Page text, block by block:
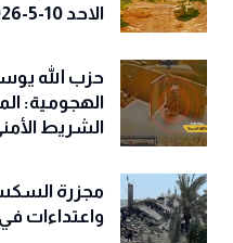
الاحد 10-5-2026
حزب الله
الهجومية:
الشريط
مجزرة
واعتداءات